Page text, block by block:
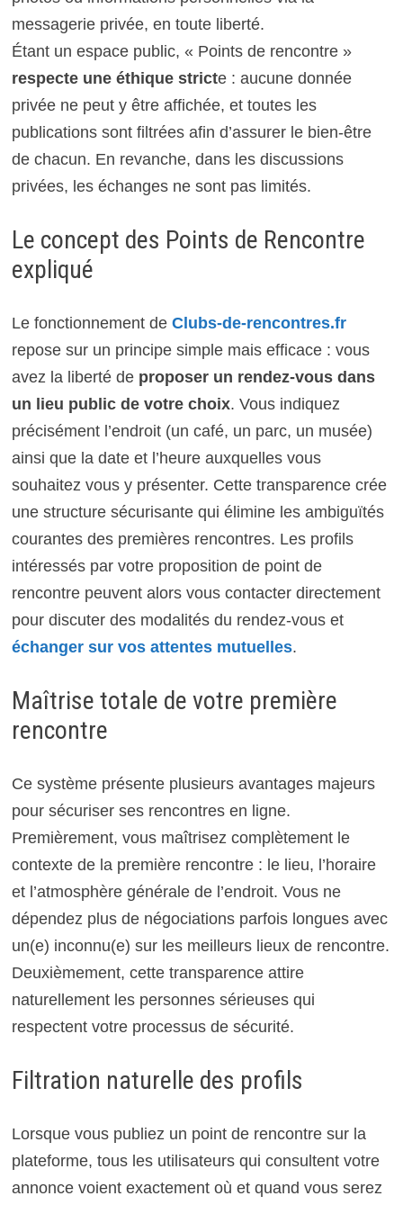
messagerie privée, en toute liberté.
Étant un espace public, « Points de rencontre »
respecte une éthique stricte : aucune donnée
privée ne peut y être affichée, et toutes les
publications sont filtrées afin d’assurer le bien-être
de chacun. En revanche, dans les discussions
privées, les échanges ne sont pas limités.
Le concept des Points de Rencontre
expliqué
Le fonctionnement de Clubs-de-rencontres.fr
repose sur un principe simple mais efficace : vous
avez la liberté de proposer un rendez-vous dans
un lieu public de votre choix. Vous indiquez
précisément l’endroit (un café, un parc, un musée)
ainsi que la date et l’heure auxquelles vous
souhaitez vous y présenter. Cette transparence crée
une structure sécurisante qui élimine les ambiguïtés
courantes des premières rencontres. Les profils
intéressés par votre proposition de point de
rencontre peuvent alors vous contacter directement
pour discuter des modalités du rendez-vous et
échanger sur vos attentes mutuelles.
Maîtrise totale de votre première
rencontre
Ce système présente plusieurs avantages majeurs
pour sécuriser ses rencontres en ligne.
Premièrement, vous maîtrisez complètement le
contexte de la première rencontre : le lieu, l’horaire
et l’atmosphère générale de l’endroit. Vous ne
dépendez plus de négociations parfois longues avec
un(e) inconnu(e) sur les meilleurs lieux de rencontre.
Deuxièmement, cette transparence attire
naturellement les personnes sérieuses qui
respectent votre processus de sécurité.
Filtration naturelle des profils
Lorsque vous publiez un point de rencontre sur la
plateforme, tous les utilisateurs qui consultent votre
annonce voient exactement où et quand vous serez